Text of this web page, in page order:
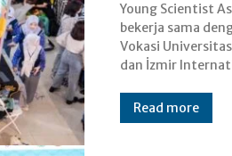
Young Scientist
bekerja sama
Vokasi
dan İzmir
pada tahun 2025.
Read more